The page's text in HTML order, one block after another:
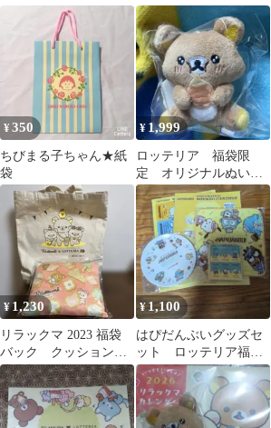
マ ぬいぐるみ マスコッア ハンバーガー ポ
テト
¥350
ちびまる子ちゃん★紙
袋
¥ 1,999
ロッテリア 福袋限
定 オリジナルぬいぐ
るみ 非売品 入手困
難レア貴重 完売品
¥1,230
リラックマ 2023 福袋
バック クッション
ロッテリア
¥1,100
はぴだんぶいグッズセ
ット ロッテリア福袋
プレートミニタオル&
おもちゃ